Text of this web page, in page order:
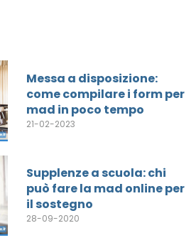
Messa a disposizione:
come compilare i form per
mad in poco tempo
21-02-2023
Supplenze a scuola: chi
può fare la mad online per
il sostegno
28-09-2020